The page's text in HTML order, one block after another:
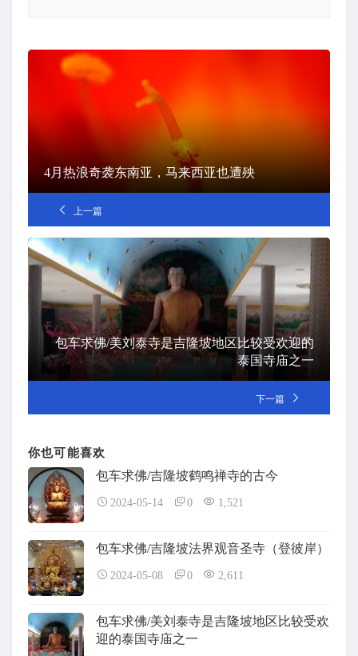
4月热浪奇袭东南亚，马来西亚也遭殃
上一篇
包车求佛/美刘泰寺是吉隆坡地区比较受欢迎的
泰国寺庙之一
下一篇
你也可能喜欢
包车求佛/吉隆坡鹤鸣禅寺的古今
2024-05-14 0 1,521
包车求佛/吉隆坡法界观音圣寺（登彼岸）
2024-05-08 0 2,611
包车求佛/美刘泰寺是吉隆坡地区比较受欢
迎的泰国寺庙之一